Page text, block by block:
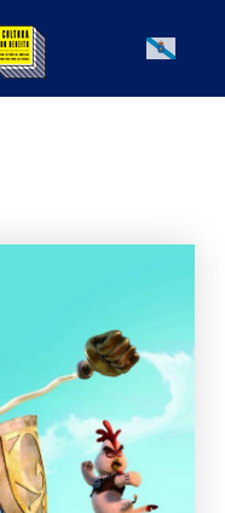
Galician